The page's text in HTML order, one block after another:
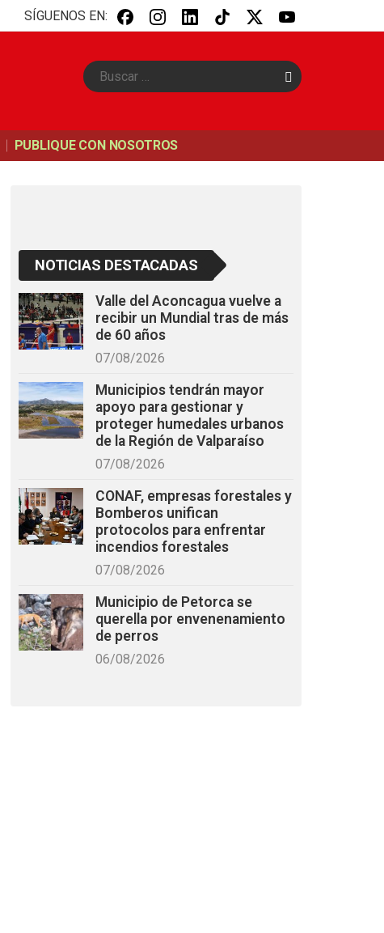
SÍGUENOS EN:
B
u
PUBLIQUE CON NOSOTROS
NOTICIAS DESTACADAS
Valle del Aconcagua vuelve a
recibir un Mundial tras de más
de 60 años
07/08/2026
Municipios tendrán mayor
apoyo para gestionar y
proteger humedales urbanos
de la Región de Valparaíso
07/08/2026
CONAF, empresas forestales y
Bomberos unifican
protocolos para enfrentar
incendios forestales
07/08/2026
Municipio de Petorca se
querella por envenenamiento
de perros
06/08/2026